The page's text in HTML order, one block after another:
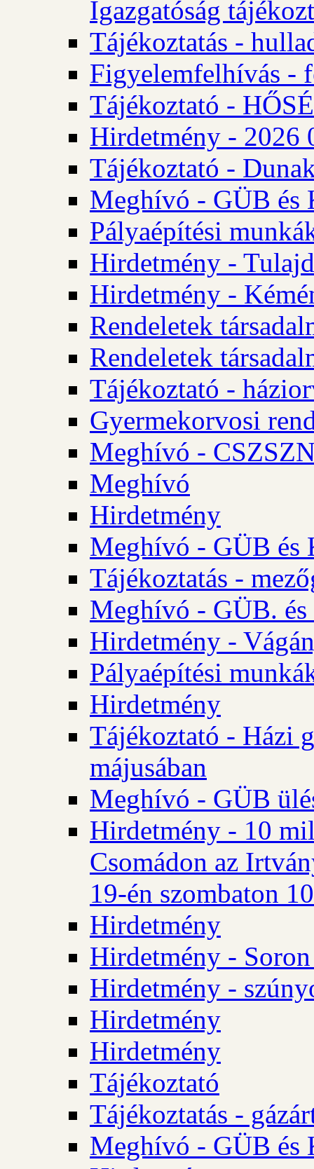
Igazgatóság
Tájékoztatás -
Figyelemfelhívás -
Tájékoztató -
Hirdetmény - 2026
Tájékoztató -
Meghívó - GÜB és
Pályaépítési
Hirdetmény -
Hirdetmény -
Rendeletek
Rendeletek
Tájékoztató -
Gyermekorvosi
Meghívó -
Meghívó
Hirdetmény
Meghívó - GÜB és
Tájékoztatás -
Meghívó - GÜB.
Hirdetmény -
Pályaépítési
Hirdetmény
Tájékoztató - Házi
májusában
Meghívó - GÜB
Hirdetmény - 10
Csomádon az
19-én szombaton
Hirdetmény
Hirdetmény -
Hirdetmény -
Hirdetmény
Hirdetmény
Tájékoztató
Tájékoztatás -
Meghívó - GÜB és